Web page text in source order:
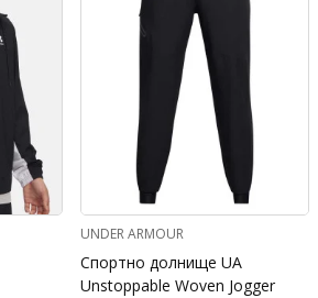
UNDER ARMOUR
Спортно долнище UA
Unstoppable Woven Jogger